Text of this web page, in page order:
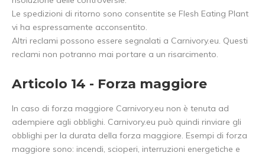
Le spedizioni di ritorno sono consentite se Flesh Eating Plant
vi ha espressamente acconsentito.
Altri reclami possono essere segnalati a Carnivory.eu. Questi
reclami non potranno mai portare a un risarcimento.
Articolo 14 - Forza maggiore
In caso di forza maggiore Carnivory.eu non è tenuta ad
adempiere agli obblighi. Carnivory.eu può quindi rinviare gli
obblighi per la durata della forza maggiore. Esempi di forza
maggiore sono: incendi, scioperi, interruzioni energetiche e